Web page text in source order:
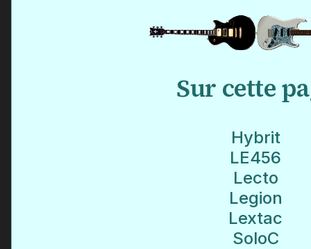
Sur cette
Hybrit
LE456
Lecto
Legion
Lextac
SoloC